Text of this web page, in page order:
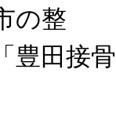
の整
豊田接骨